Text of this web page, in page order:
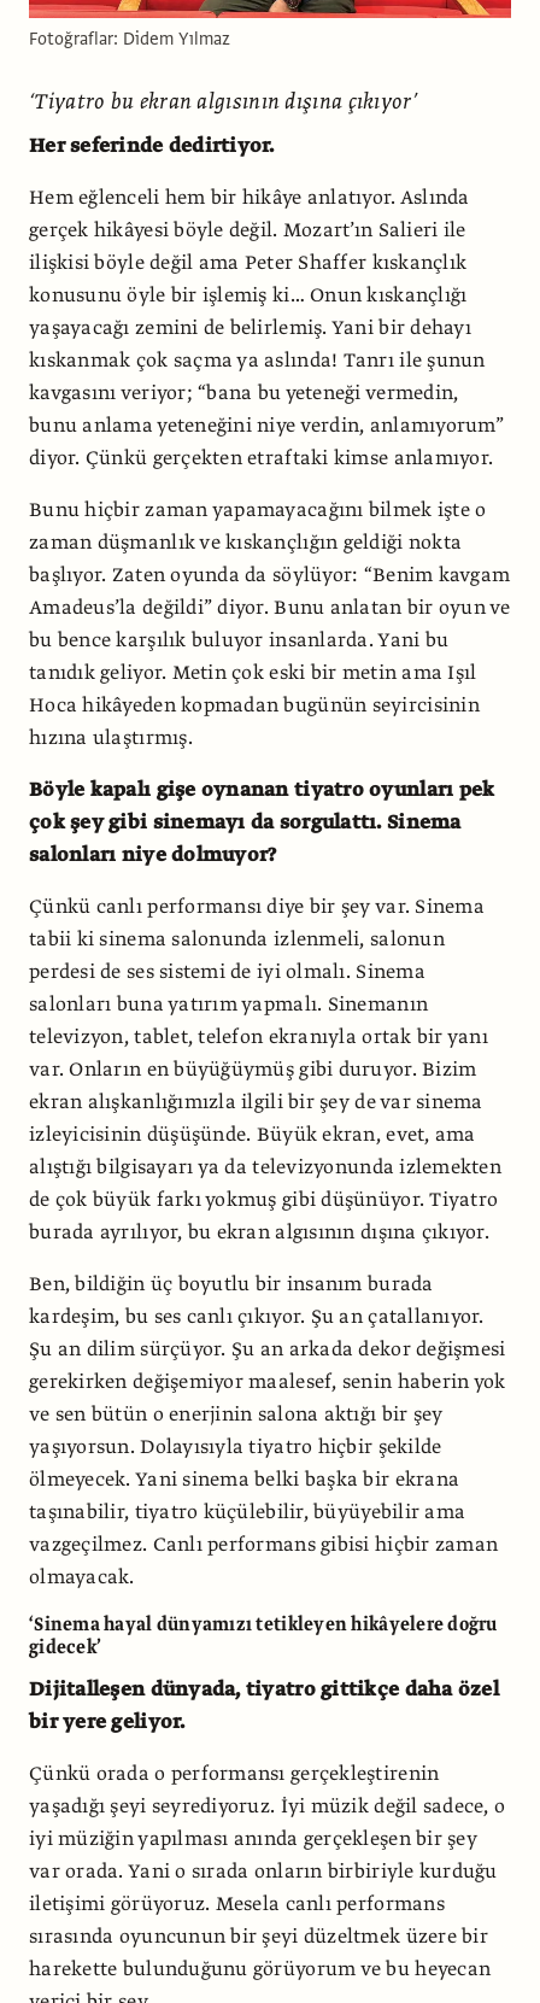
Fotoğraflar: Didem Yılmaz
‘Tiyatro bu ekran algısının dışına çıkıyor’
Her seferinde dedirtiyor.
Hem eğlenceli hem bir hikâye anlatıyor. Aslında
gerçek hikâyesi böyle değil. Mozart’ın Salieri ile
ilişkisi böyle değil ama Peter Shaffer kıskançlık
konusunu öyle bir işlemiş ki… Onun kıskançlığı
yaşayacağı zemini de belirlemiş. Yani bir dehayı
kıskanmak çok saçma ya aslında! Tanrı ile şunun
kavgasını veriyor; “bana bu yeteneği vermedin,
bunu anlama yeteneğini niye verdin, anlamıyorum”
diyor. Çünkü gerçekten etraftaki kimse anlamıyor.
Bunu hiçbir zaman yapamayacağını bilmek işte o
zaman düşmanlık ve kıskançlığın geldiği nokta
başlıyor. Zaten oyunda da söylüyor: “Benim kavgam
Amadeus’la değildi” diyor. Bunu anlatan bir oyun ve
bu bence karşılık buluyor insanlarda. Yani bu
tanıdık geliyor. Metin çok eski bir metin ama Işıl
Hoca hikâyeden kopmadan bugünün seyircisinin
hızına ulaştırmış.
Böyle kapalı gişe oynanan tiyatro oyunları pek
çok şey gibi sinemayı da sorgulattı. Sinema
salonları niye dolmuyor?
Çünkü canlı performansı diye bir şey var. Sinema
tabii ki sinema salonunda izlenmeli, salonun
perdesi de ses sistemi de iyi olmalı. Sinema
salonları buna yatırım yapmalı. Sinemanın
televizyon, tablet, telefon ekranıyla ortak bir yanı
var. Onların en büyüğüymüş gibi duruyor. Bizim
ekran alışkanlığımızla ilgili bir şey de var sinema
izleyicisinin düşüşünde. Büyük ekran, evet, ama
alıştığı bilgisayarı ya da televizyonunda izlemekten
de çok büyük farkı yokmuş gibi düşünüyor. Tiyatro
burada ayrılıyor, bu ekran algısının dışına çıkıyor.
Ben, bildiğin üç boyutlu bir insanım burada
kardeşim, bu ses canlı çıkıyor. Şu an çatallanıyor.
Şu an dilim sürçüyor. Şu an arkada dekor değişmesi
gerekirken değişemiyor maalesef, senin haberin yok
ve sen bütün o enerjinin salona aktığı bir şey
yaşıyorsun. Dolayısıyla tiyatro hiçbir şekilde
ölmeyecek. Yani sinema belki başka bir ekrana
taşınabilir, tiyatro küçülebilir, büyüyebilir ama
vazgeçilmez. Canlı performans gibisi hiçbir zaman
olmayacak.
‘Sinema hayal dünyamızı tetikleyen hikâyelere doğru
gidecek’
Dijitalleşen dünyada, tiyatro gittikçe daha özel
bir yere geliyor.
Çünkü orada o performansı gerçekleştirenin
yaşadığı şeyi seyrediyoruz. İyi müzik değil sadece, o
iyi müziğin yapılması anında gerçekleşen bir şey
var orada. Yani o sırada onların birbiriyle kurduğu
iletişimi görüyoruz. Mesela canlı performans
sırasında oyuncunun bir şeyi düzeltmek üzere bir
harekette bulunduğunu görüyorum ve bu heyecan